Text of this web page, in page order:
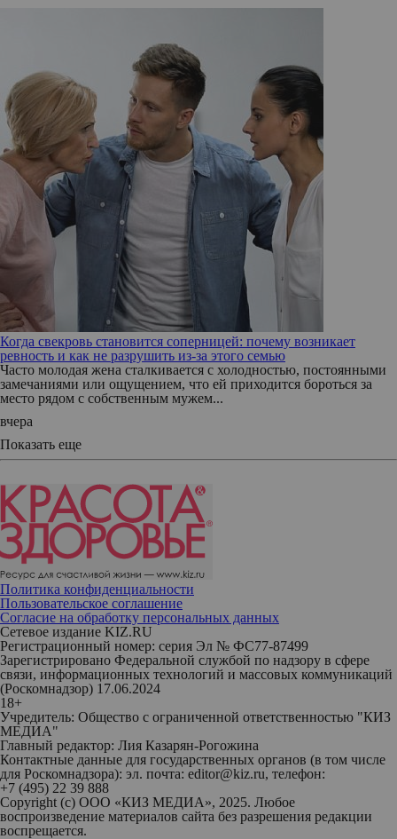
Когда свекровь становится соперницей: почему возникает
ревность и как не разрушить из-за этого семью
Часто молодая жена сталкивается с холодностью, постоянными
замечаниями или ощущением, что ей приходится бороться за
место рядом с собственным мужем...
вчера
Показать еще
Политика конфиденциальности
Пользовательское соглашение
Согласие на обработку персональных данных
Сетевое издание KIZ.RU
Регистрационный номер: серия Эл № ФС77-87499
Зарегистрировано Федеральной службой по надзору в сфере
связи, информационных технологий и массовых коммуникаций
(Роскомнадзор) 17.06.2024
18+
Учредитель: Общество с ограниченной ответственностью "КИЗ
МЕДИА"
Главный редактор: Лия Казарян-Рогожина
Контактные данные для государственных органов (в том числе
для Роскомнадзора): эл. почта: editor@kiz.ru, телефон:
+7 (495) 22 39 888
Copyright (с) ООО «КИЗ МЕДИА», 2025. Любое
воспроизведение материалов сайта без разрешения редакции
воспрещается.